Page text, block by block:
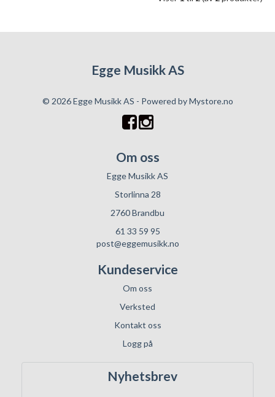
Egge Musikk AS
© 2026 Egge Musikk AS - Powered byMystore.no
Om oss
Egge Musikk AS
Storlinna 28
2760 Brandbu
61 33 59 95
post@eggemusikk.no
Kundeservice
Om oss
Verksted
Kontakt oss
Logg på
Nyhetsbrev